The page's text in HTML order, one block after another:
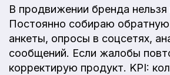
В продвижении бренда
Постоянно собираю обратную
анкеты, опросы в соцсетях,
сообщений. Если жалобы
корректирую продукт. KPI: